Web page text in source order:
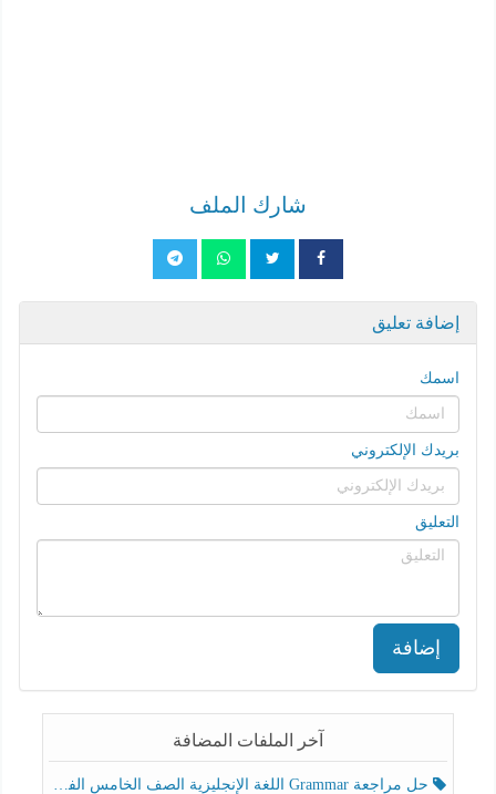
شارك الملف
إضافة تعليق
اسمك
بريدك الإلكتروني
التعليق
إضافة
آخر الملفات المضافة
حل مراجعة Grammar اللغة الإنجليزية الصف الخامس الفصل الثالث